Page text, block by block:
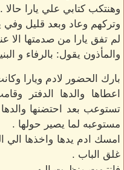
وهنتكب كتابي علي يارا حالا .
وتركهم وعاد وبعد قليل وفي
لم تفق يارا من صدمتها الا
والمأذون يقول: بالرفاء و
بارك الحضور لادم ويارا
اعطاها والدها الدفتر
تستوعب بعد احتضنها
مستوعبه لما يصير حولها .
امسك ادم يدها واخذها
غلق الباب .